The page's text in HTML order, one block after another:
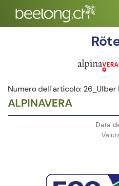
Numero dell'articolo: 26_Ulber
ALPINAVERA
Data